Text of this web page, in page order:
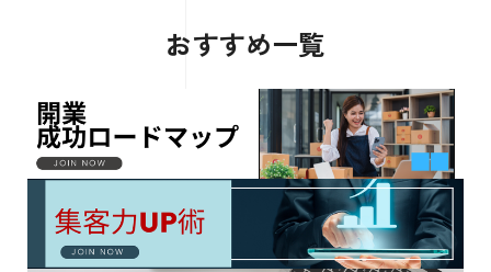
おすすめ一覧